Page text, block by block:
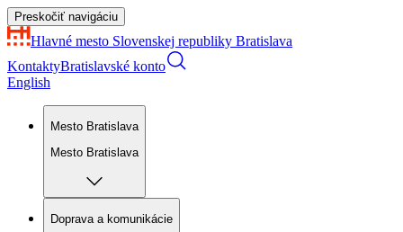
Preskočiť navigáciu
Hlavné mesto Slovenskej republiky Bratislava
KontaktyBratislavské konto
English
Mesto Bratislava
Mesto Bratislava
Doprava a komunikácie